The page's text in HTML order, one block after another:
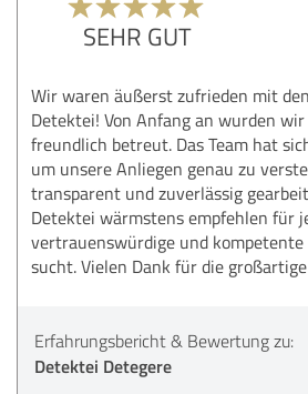
SEHR GUT
Wir waren äußerst zufrieden mit
Detektei! Von Anfang an wurden
freundlich betreut. Das Team hat
um unsere Anliegen genau zu
transparent und zuverlässig
Detektei wärmstens empfehlen für
vertrauenswürdige und
sucht. Vielen Dank für die
Erfahrungsbericht & Bewertung zu:
Detektei Detegere